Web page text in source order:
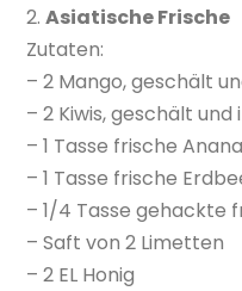
2.Asiatische Frische
Zutaten:
– 2 Mango, geschält
– 2 Kiwis, geschält
– 1 Tasse frische
– 1 Tasse frische
– 1/4 Tasse gehackte
– Saft von 2 Limetten
– 2 EL Honig